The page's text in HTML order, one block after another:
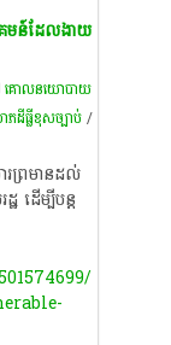
គមន៍​ដែល​ងាយ​
គោលនយោបាយ
ភដីធ្លីខុសច្បាប់/
ព្រមាន​ដល់​
ដើម្បី​បន្ត​